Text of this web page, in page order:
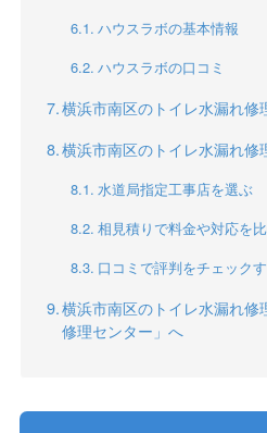
ハウスラボの基本情報
ハウスラボの口コミ
横浜市南区のトイレ水漏れ修
横浜市南区のトイレ水漏れ
水道局指定工事店を選ぶ
相見積りで料金や対応を
口コミで評判をチェック
横浜市南区のトイレ水漏れ修
修理センター」へ